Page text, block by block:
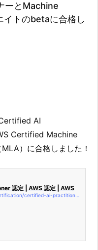
ーとMachine
トのbetaに合格し
AI
Certified Machine
）に合格しました！
認定 | AWS 認定 | AWS